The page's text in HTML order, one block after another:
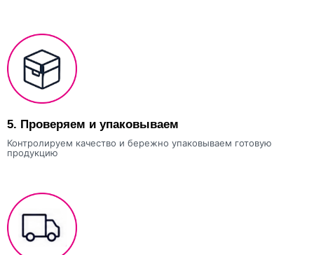
5. Проверяем и упаковываем
Контролируем качество и бережно упаковываем готовую
продукцию